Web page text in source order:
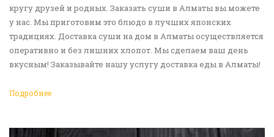
кругу друзей и родных. Заказать суши в Алматы вы можете
у нас. Мы приготовим это блюдо в лучших японских
традициях. Доставка суши на дом в Алматы осуществляется
оперативно и без лишних хлопот. Мы сделаем ваш день
вкусным! Заказывайте нашу услугу доставка еды в Алматы!
Подробнее